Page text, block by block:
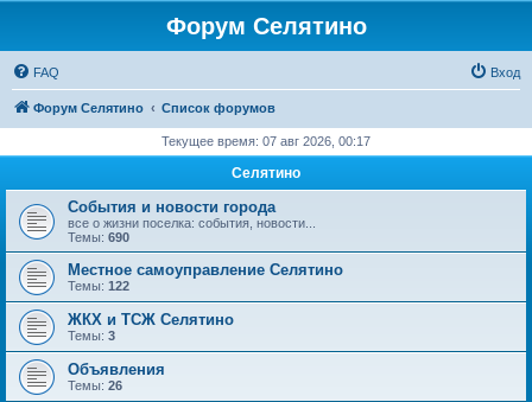
Форум Селятино
FAQ Вход
Форум Селятино Список форумов
Текущее время: 07 авг 2026, 00:17
Селятино
События и новости города
все о жизни поселка: события, новости...
Темы: 690
Местное самоуправление Селятино
Темы: 122
ЖКХ и ТСЖ Селятино
Темы: 3
Объявления
Темы: 26